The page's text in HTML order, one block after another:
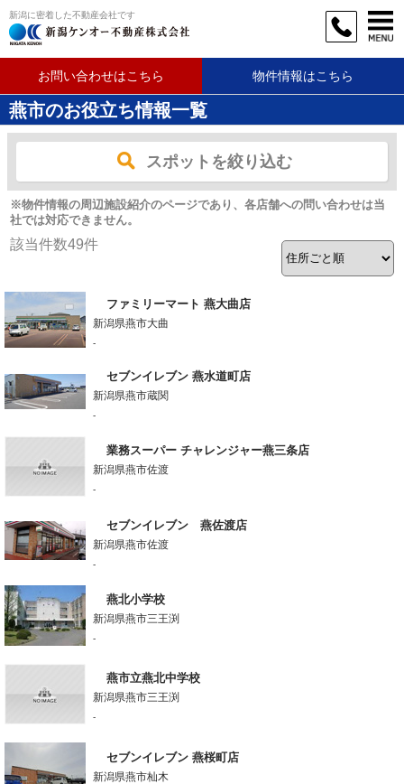
新潟に密着した不動産会社です
お問い合わせはこちら 物件情報はこちら
燕市のお役立ち情報一覧
スポットを絞り込む
※物件情報の周辺施設紹介のページであり、各店舗への問い合わせは当
社では対応できません。
該当件数49件
ファミリーマート 燕大曲店
新潟県燕市大曲
-
セブンイレブン 燕水道町店
新潟県燕市蔵関
-
業務スーパー チャレンジャー燕三条店
新潟県燕市佐渡
-
セブンイレブン 燕佐渡店
新潟県燕市佐渡
-
燕北小学校
新潟県燕市三王渕
-
燕市立燕北中学校
新潟県燕市三王渕
-
セブンイレブン 燕桜町店
新潟県燕市杣木